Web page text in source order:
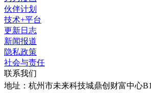
伙伴计划
技术+平台
更新日志
新闻报道
隐私政策
社会与责任
联系我们
地址： 杭州市未来科技城鼎创财富中心